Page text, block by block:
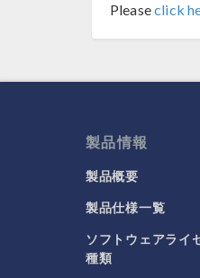
Pleaseclick
製品情報
製品概要
製品仕様一覧
ソフトウェアライ
種類